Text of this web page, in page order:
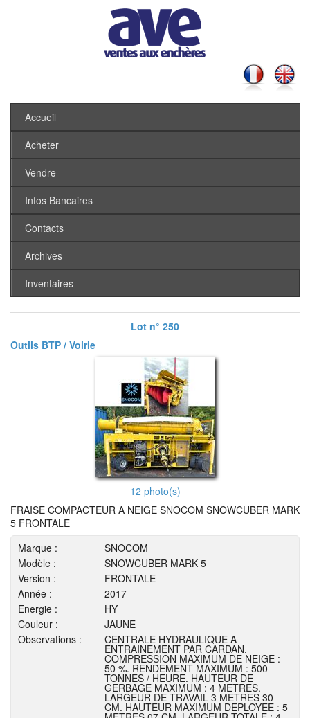
Accueil
Acheter
Vendre
Infos Bancaires
Contacts
Archives
Inventaires
Lot n° 250
Outils BTP / Voirie
12 photo(s)
FRAISE COMPACTEUR A NEIGE SNOCOM SNOWCUBER MARK
5 FRONTALE
Marque :
SNOCOM
Modèle :
SNOWCUBER MARK 5
Version :
FRONTALE
Année :
2017
Energie :
HY
Couleur :
JAUNE
Observations :
CENTRALE HYDRAULIQUE A
ENTRAINEMENT PAR CARDAN.
COMPRESSION MAXIMUM DE NEIGE :
50 %. RENDEMENT MAXIMUM : 500
TONNES / HEURE. HAUTEUR DE
GERBAGE MAXIMUM : 4 METRES.
LARGEUR DE TRAVAIL 3 METRES 30
CM. HAUTEUR MAXIMUM DEPLOYEE : 5